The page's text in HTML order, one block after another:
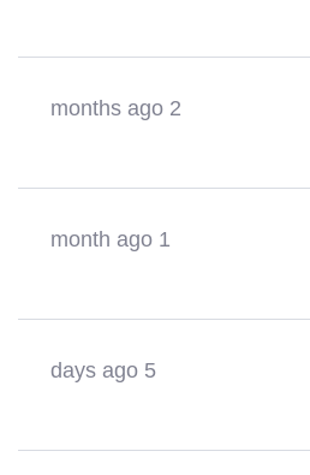
2 months ago
1 month ago
5 days ago